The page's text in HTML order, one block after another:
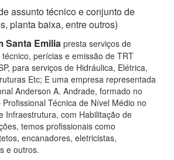
assunto técnico e conjunto de
planta baixa, entre outros)
Santa Emilia presta serviços de
perícias e emissão de TRT
para serviços de Hidráulica, Elétrica,
Etc; E uma empresa representada
Anderson A. Andrade, formado no
Técnica de Nível Médio no
Infraestrutura, com Habilitação de
temos profissionais como
encanadores, eletricistas,
e outros.